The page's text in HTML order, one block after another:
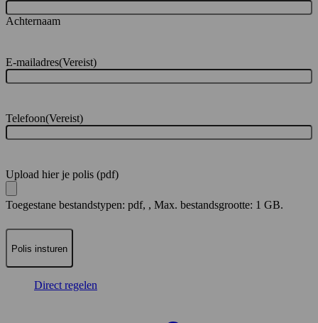
Achternaam
E-mailadres(Vereist)
Telefoon(Vereist)
Upload hier je polis (pdf)
Toegestane bestandstypen: pdf, , Max. bestandsgrootte: 1 GB.
Direct regelen